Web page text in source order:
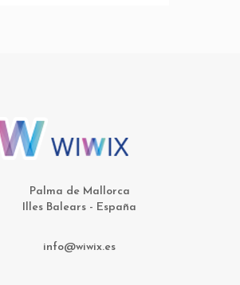
Palma de Mallorca
Illes Balears - España
info@wiwix.es